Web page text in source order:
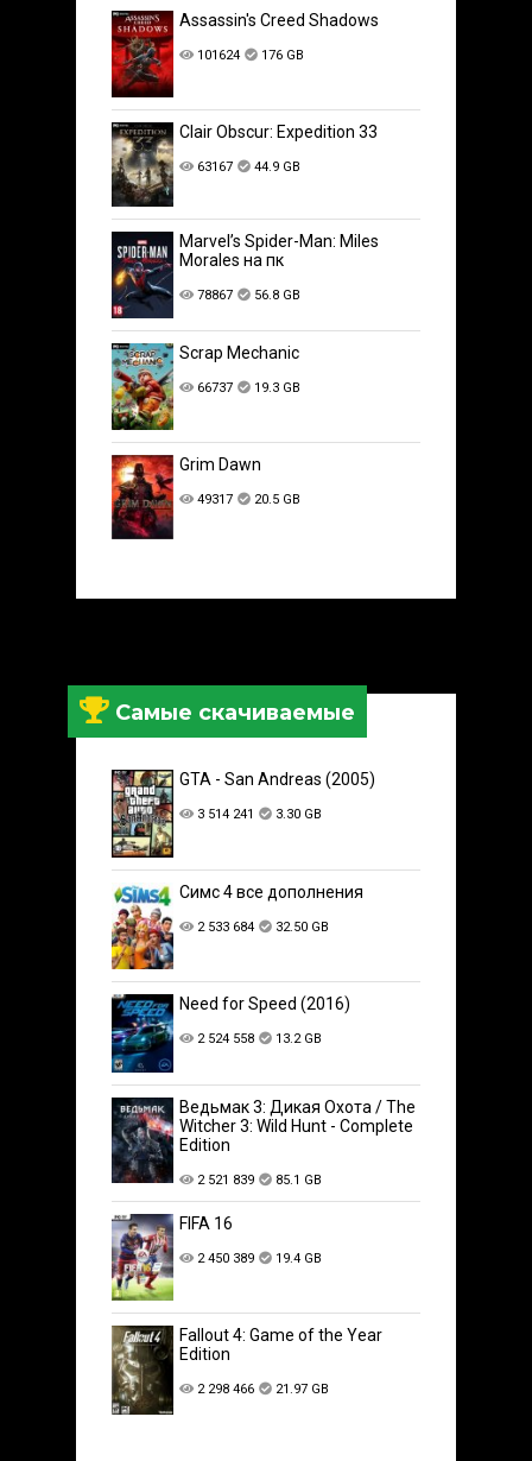
Assassin's Creed Shadows
101624 176 GB
Clair Obscur: Expedition 33
63167 44.9 GB
Marvel’s Spider-Man: Miles
Morales на пк
78867 56.8 GB
Scrap Mechanic
66737 19.3 GB
Grim Dawn
49317 20.5 GB
Самые скачиваемые
GTA - San Andreas (2005)
3 514 241 3.30 GB
Симс 4 все дополнения
2 533 684 32.50 GB
Need for Speed (2016)
2 524 558 13.2 GB
Ведьмак 3: Дикая Охота / The
Witcher 3: Wild Hunt - Complete
Edition
2 521 839 85.1 GB
FIFA 16
2 450 389 19.4 GB
Fallout 4: Game of the Year
Edition
2 298 466 21.97 GB